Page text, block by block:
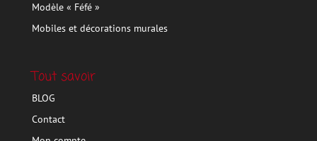
Modèle « Féfé »
Mobiles et décorations murales
Tout savoir
BLOG
Contact